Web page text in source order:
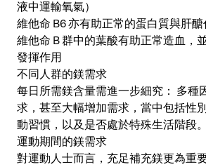
液中運輸氧氣）
維他命 B6 亦有助正常的蛋白質與肝醣
維他命 B 群中的葉酸有助正常造血，
發揮作用
不同人群的鎂需求
每日所需鎂含量需進一步細究： 多種
求，甚至大幅增加需求，當中包括性
動習慣，以及是否處於特殊生活階段。
運動期間的鎂需求
對運動人士而言，充足補充鎂更為重